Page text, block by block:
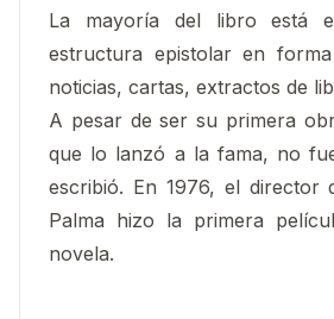
La mayoría del libro está
estructura epistolar en
noticias, cartas, extractos de
A pesar de ser su primera
que lo lanzó a la fama, no
escribió. En 1976, el director
Palma hizo la primera
novela.